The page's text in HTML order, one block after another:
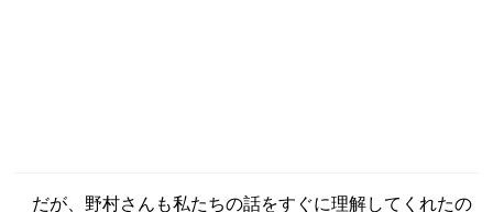
だが、野村さんも私たちの話をすぐに理解してくれたの